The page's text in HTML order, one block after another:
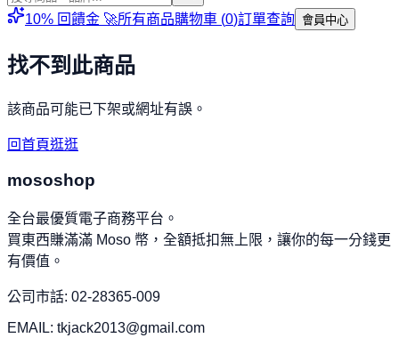
10% 回饋金 🚀所有商品購物車 (0)訂單查詢 會員中心
找不到此商品
該商品可能已下架或網址有誤。
回首頁逛逛
mososhop
全台最優質電子商務平台。
買東西賺滿滿 Moso 幣，全額抵扣無上限，讓你的每一分錢更
有價值。
公司市話: 02-28365-009
EMAIL: tkjack2013@gmail.com